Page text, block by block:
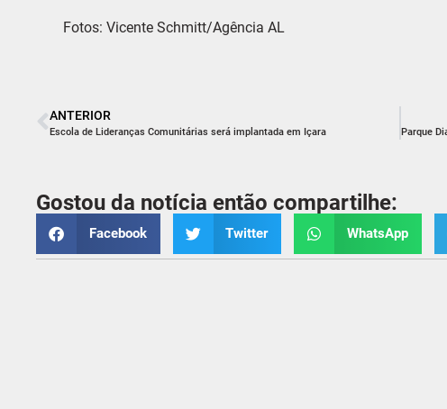
Fotos: Vicente Schmitt/Agência AL
ANTERIOR
Escola de Lideranças Comunitárias será implantada em Içara
Gostou da notícia então compartilhe:
Facebook Twitter WhatsApp